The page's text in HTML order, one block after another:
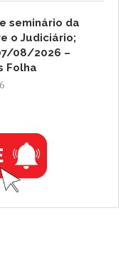
seminário da
o Judiciário;
08/2026 –
Folha